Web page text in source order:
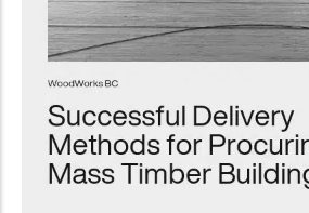
meilleures pratiques.
d'innovation
dans le domaine
du bois
Connectez-vous avec
connectez-vous pour
obtenir du support
technique, des conseils
des ressources pratiques